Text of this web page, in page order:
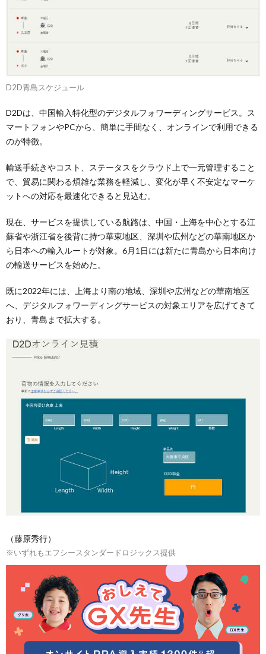
D2D青島スケジュール
D2Dは、中国輸入特化型のデジタルフォワーディングサービス。ス
マートフォンやPCから、簡単に手間なく、オンラインで利用できる
のが特徴。
輸送手続きやコスト、ステータスをクラウド上で一元管理すること
で、貿易に関わる煩雑な業務を軽減し、変化が早く不安定なマーケ
ットへの対応を最速化できると見込む。
現在、サービスを提供している航路は、中国・上海を中心とする江
蘇省や浙江省を後背に持つ華東地区、深圳や広州などの華南地区か
ら日本への輸入ルートが対象。6月1日には新たに青島から日本向け
の輸送サービスを始めた。
既に2022年には、上海より南の地域、深圳や広州などの華南地区
へ、デジタルフォワーディングサービスの対象エリアを広げてきて
おり、青島まで拡大する。
（藤原秀行）
※いずれもエフシースタンダードロジックス提供